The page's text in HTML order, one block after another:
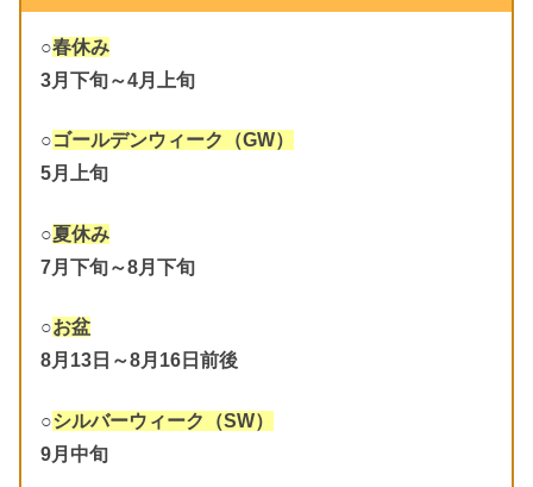
○春休み
3月下旬～4月上旬
○ゴールデンウィーク（GW）
5月上旬
○夏休み
7月下旬～8月下旬
○お盆
8月13日～8月16日前後
○シルバーウィーク（SW）
9月中旬